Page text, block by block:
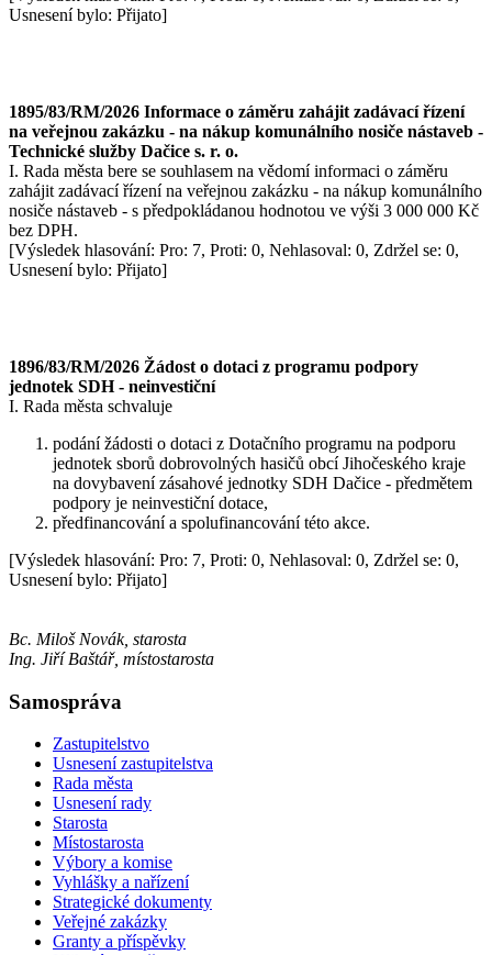
Usnesení bylo: Přijato]
1895/83/RM/2026 Informace o záměru zahájit zadávací řízení
na veřejnou zakázku - na nákup komunálního nosiče nástaveb -
Technické služby Dačice s. r. o.
I. Rada města bere se souhlasem na vědomí informaci o záměru
zahájit zadávací řízení na veřejnou zakázku - na nákup komunálního
nosiče nástaveb - s předpokládanou hodnotou ve výši 3 000 000 Kč
bez DPH.
[Výsledek hlasování: Pro: 7, Proti: 0, Nehlasoval: 0, Zdržel se: 0,
Usnesení bylo: Přijato]
1896/83/RM/2026 Žádost o dotaci z programu podpory
jednotek SDH - neinvestiční
I. Rada města schvaluje
podání žádosti o dotaci z Dotačního programu na podporu
jednotek sborů dobrovolných hasičů obcí Jihočeského kraje
na dovybavení zásahové jednotky SDH Dačice - předmětem
podpory je neinvestiční dotace,
předfinancování a spolufinancování této akce.
[Výsledek hlasování: Pro: 7, Proti: 0, Nehlasoval: 0, Zdržel se: 0,
Usnesení bylo: Přijato]
Bc. Miloš Novák, starosta
Ing. Jiří Baštář, místostarosta
Samospráva
Zastupitelstvo
Usnesení zastupitelstva
Rada města
Usnesení rady
Starosta
Místostarosta
Výbory a komise
Vyhlášky a nařízení
Strategické dokumenty
Veřejné zakázky
Granty a příspěvky